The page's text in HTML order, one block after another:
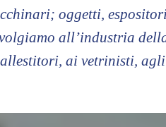
oggetti,
all’industria
ai vetrinisti,